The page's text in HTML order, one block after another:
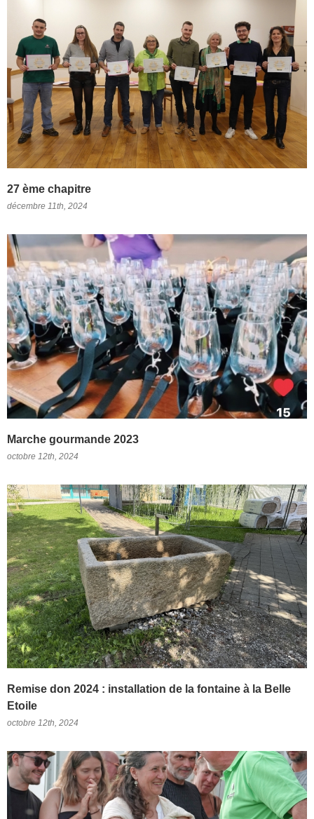
27 ème chapitre
décembre 11th, 2024
Marche gourmande 2023
octobre 12th, 2024
Remise don 2024 : installation de la fontaine à la Belle
Etoile
octobre 12th, 2024